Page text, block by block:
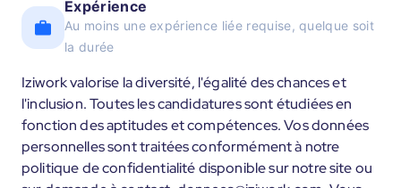
Expérience
Au moins une expérience liée requise, quelque soit
la durée
Iziwork valorise la diversité, l'égalité des chances et
l'inclusion. Toutes les candidatures sont étudiées en
fonction des aptitudes et compétences. Vos données
personnelles sont traitées conformément à notre
politique de confidentialité disponible sur notre site ou